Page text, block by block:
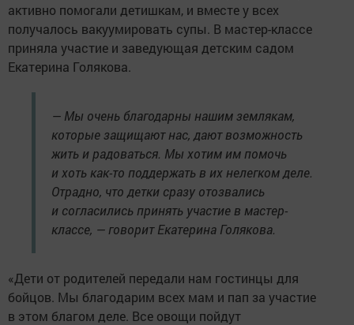
активно помогали детишкам, и вместе у всех
получалось вакуумировать супы. В мастер-классе
приняла участие и заведующая детским садом
Екатерина Голякова.
— Мы очень благодарны нашим землякам,
которые защищают нас, дают возможность
жить и радоваться. Мы хотим им помочь
и хоть как-то поддержать в их нелегком деле.
Отрадно, что детки сразу отозвались
и согласились принять участие в мастер-
классе, — говорит Екатерина Голякова.
«Дети от родителей передали нам гостинцы для
бойцов. Мы благодарим всех мам и пап за участие
в этом благом деле. Все овощи пойдут